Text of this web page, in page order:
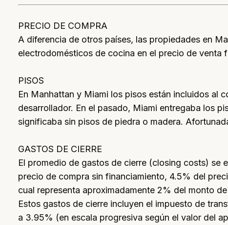
PRECIO DE COMPRA
A diferencia de otros países, las propiedades en
electrodomésticos de cocina en el precio de venta
PISOS
En Manhattan y Miami los pisos están incluidos al
desarrollador. En el pasado, Miami entregaba los
significaba sin pisos de piedra o madera.
GASTOS DE CIERRE
El promedio de gastos de cierre (closing costs) se
precio de compra sin financiamiento, 4.5% del
cual representa aproximadamente 2% del monto
Estos gastos de cierre incluyen el impuesto de
a 3.95% (en escala progresiva según el valor del